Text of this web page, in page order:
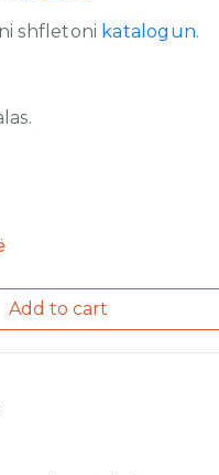
shfletoni katalogun.
Add to cart